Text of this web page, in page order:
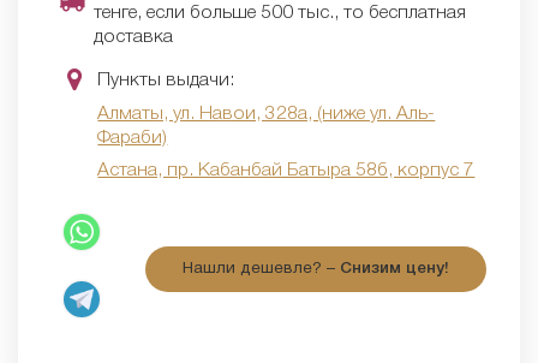
тенге, если больше 500 тыс., то бесплатная
доставка
Пункты выдачи:
Алматы, ул. Навои, 328а, (ниже ул. Аль-
Фараби)
Астана, пр. Кабанбай Батыра 58б, корпус 7
Нашли дешевле? – Снизим цену!